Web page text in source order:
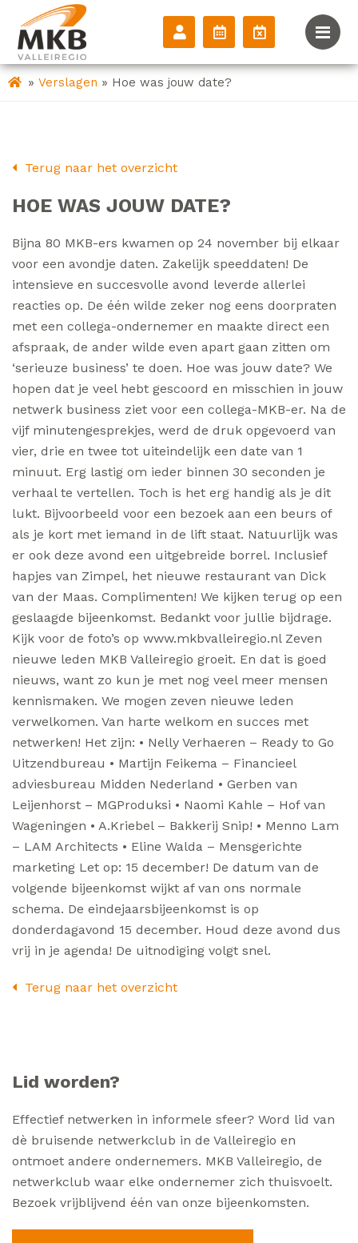
» Verslagen » Hoe was jouw date?
Terug naar het overzicht
HOE WAS JOUW DATE?
Bijna 80 MKB-ers kwamen op 24 november bij elkaar
voor een avondje daten. Zakelijk speeddaten! De
intensieve en succesvolle avond leverde allerlei
reacties op. De één wilde zeker nog eens doorpraten
met een collega-ondernemer en maakte direct een
afspraak, de ander wilde even apart gaan zitten om
‘serieuze business’ te doen. Hoe was jouw date? We
hopen dat je veel hebt gescoord en misschien in jouw
netwerk business ziet voor een collega-MKB-er. Na de
vijf minutengesprekjes, werd de druk opgevoerd van
vier, drie en twee tot uiteindelijk een date van 1
minuut. Erg lastig om ieder binnen 30 seconden je
verhaal te vertellen. Toch is het erg handig als je dit
lukt. Bijvoorbeeld voor een bezoek aan een beurs of
als je kort met iemand in de lift staat. Natuurlijk was
er ook deze avond een uitgebreide borrel. Inclusief
hapjes van Zimpel, het nieuwe restaurant van Dick
van der Maas. Complimenten! We kijken terug op een
geslaagde bijeenkomst. Bedankt voor jullie bijdrage.
Kijk voor de foto’s op www.mkbvalleiregio.nl Zeven
nieuwe leden MKB Valleiregio groeit. En dat is goed
nieuws, want zo kun je met nog veel meer mensen
kennismaken. We mogen zeven nieuwe leden
verwelkomen. Van harte welkom en succes met
netwerken! Het zijn: • Nelly Verhaeren – Ready to Go
Uitzendbureau • Martijn Feikema – Financieel
adviesbureau Midden Nederland • Gerben van
Leijenhorst – MGProduksi • Naomi Kahle – Hof van
Wageningen • A.Kriebel – Bakkerij Snip! • Menno Lam
– LAM Architects • Eline Walda – Mensgerichte
marketing Let op: 15 december! De datum van de
volgende bijeenkomst wijkt af van ons normale
schema. De eindejaarsbijeenkomst is op
donderdagavond 15 december. Houd deze avond dus
vrij in je agenda! De uitnodiging volgt snel.
Terug naar het overzicht
Lid worden?
Effectief netwerken in informele sfeer? Word lid van
dè bruisende netwerkclub in de Valleiregio en
ontmoet andere ondernemers. MKB Valleiregio, de
netwerkclub waar elke ondernemer zich thuisvoelt.
Bezoek vrijblijvend één van onze bijeenkomsten.